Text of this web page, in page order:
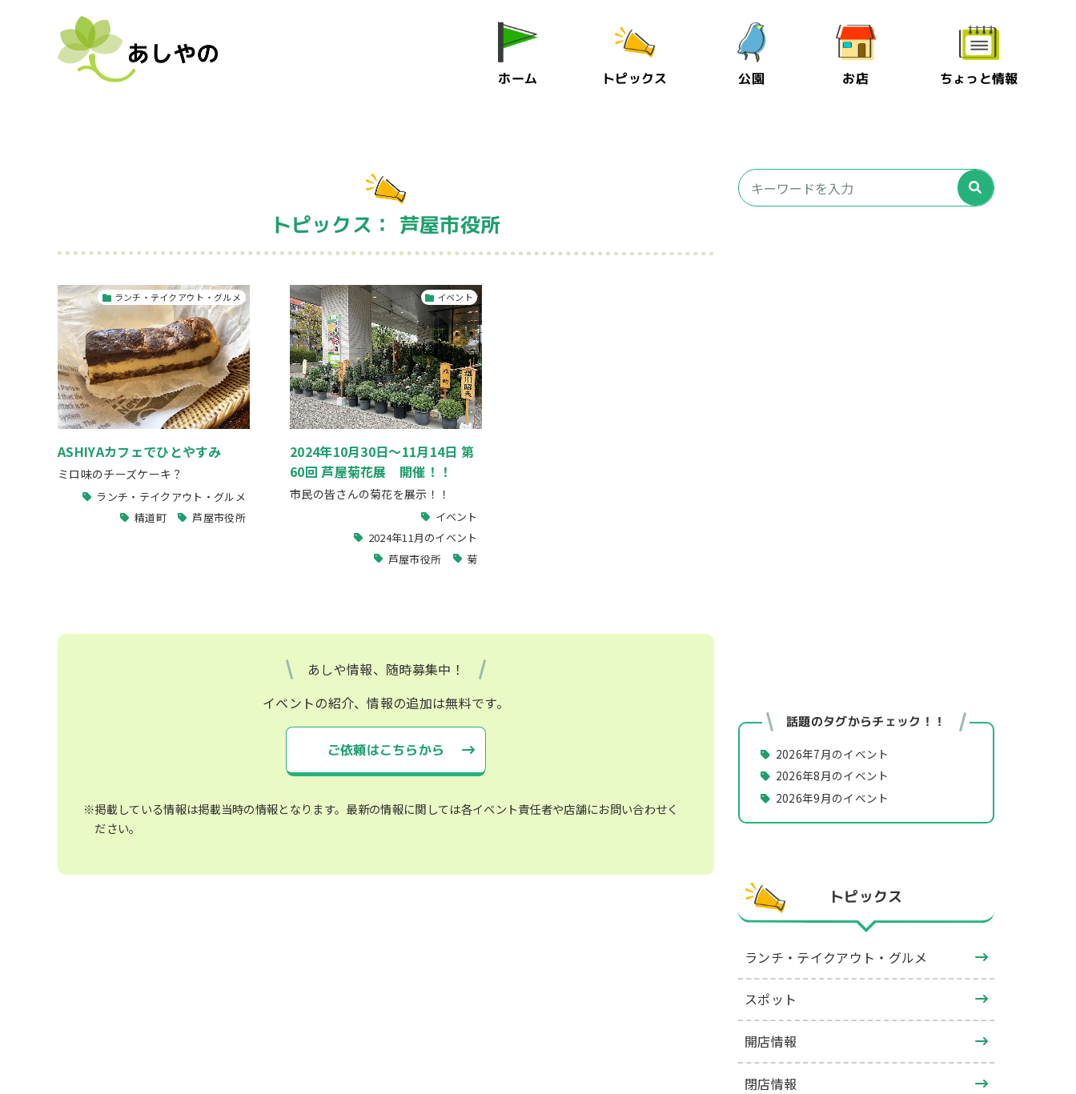
ホーム トピックス 公園 お店 ちょっと情報
トピックス： 芦屋市役所
ランチ・テイクアウト・グルメ
ASHIYAカフェでひとやすみ
ミロ味のチーズケーキ？
ランチ・テイクアウト・グルメ
精道町
芦屋市役所
イベント
2024年10月30日～11月14日 第
60回 芦屋菊花展 開催！！
市民の皆さんの菊花を展示！！
イベント
2024年11月のイベント
芦屋市役所
菊
あしや情報、随時募集中！
イベントの紹介、情報の追加は無料です。
ご依頼はこちらから
※掲載している情報は掲載当時の情報となります。最新の情報に関しては各イベント責任者や店舗にお問い合わせく
ださい。
話題のタグからチェック！！
2026年7月のイベント
2026年8月のイベント
2026年9月のイベント
トピックス
ランチ・テイクアウト・グルメ
スポット
開店情報
閉店情報